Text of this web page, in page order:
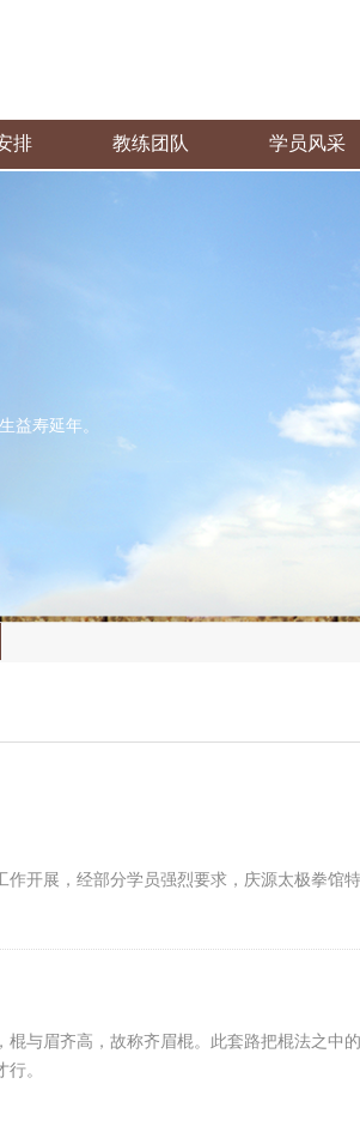
排 教练团队 学员风采
益寿延年。
开展，经部分学员强烈要求，庆源太极拳馆
与眉齐高，故称齐眉棍。此套路把棍法之中
。